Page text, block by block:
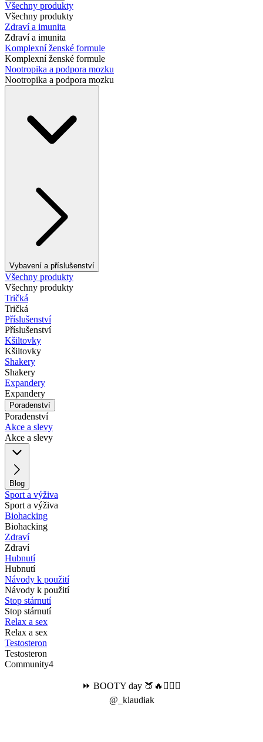
Všechny produkty
Všechny produkty
Zdraví a imunita
Zdraví a imunita
Komplexní ženské formule
Komplexní ženské formule
Nootropika a podpora mozku
Nootropika a podpora mozku
Vybavení a příslušenství
Všechny produkty
Všechny produkty
Tričká
Tričká
Příslušenství
Příslušenství
Kšiltovky
Kšiltovky
Shakery
Shakery
Expandery
Expandery
Poradenství
Poradenství
Akce a slevy
Akce a slevy
Blog
Sport a výživa
Sport a výživa
Biohacking
Biohacking
Zdraví
Zdraví
Hubnutí
Hubnutí
Návody k použití
Návody k použití
Stop stárnutí
Stop stárnutí
Relax a sex
Relax a sex
Testosteron
Testosteron
Community4
⏩ BOOTY day 🍑🔥🏋🏻‍♀️
@_klaudiak